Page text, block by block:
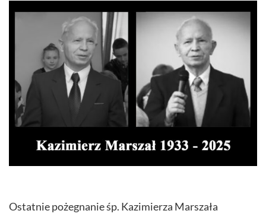
Ostatnie pożegnanie śp. Kazimierza Marszała